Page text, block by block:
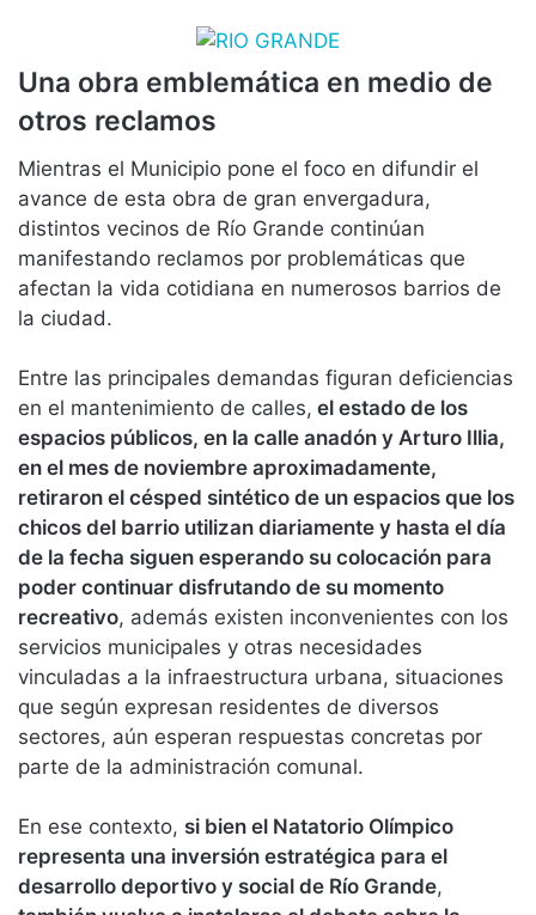
Una obra emblemática en medio de
otros reclamos
Mientras el Municipio pone el foco en difundir el
avance de esta obra de gran envergadura,
distintos vecinos de Río Grande continúan
manifestando reclamos por problemáticas que
afectan la vida cotidiana en numerosos barrios de
la ciudad.
Entre las principales demandas figuran deficiencias
en el mantenimiento de calles, el estado de los
espacios públicos, en la calle anadón y Arturo Illia,
en el mes de noviembre aproximadamente,
retiraron el césped sintético de un espacios que los
chicos del barrio utilizan diariamente y hasta el día
de la fecha siguen esperando su colocación para
poder continuar disfrutando de su momento
recreativo, además existen inconvenientes con los
servicios municipales y otras necesidades
vinculadas a la infraestructura urbana, situaciones
que según expresan residentes de diversos
sectores, aún esperan respuestas concretas por
parte de la administración comunal.
En ese contexto, si bien el Natatorio Olímpico
representa una inversión estratégica para el
desarrollo deportivo y social de Río Grande,